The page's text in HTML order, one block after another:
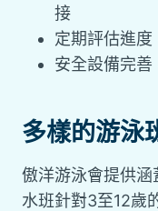
接
定期評估進度
安全設備完善
多樣的游泳
傲洋游泳會提供
水班針對3至12歲